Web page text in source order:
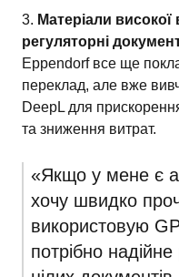
Матеріали високої
регуляторні
Eppendorf все ще
переклад, але вже
DeepL для
та зниження витрат.
«Якщо у мене є
хочу швидко
використовую
потрібно